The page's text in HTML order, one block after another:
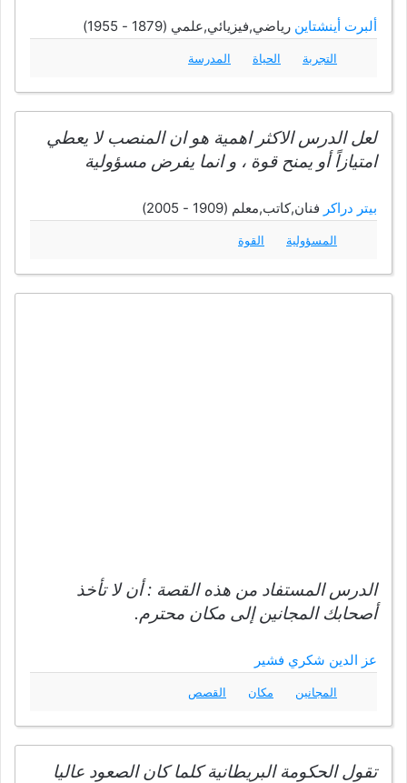
ألبرت أينشتاين رياضي,فيزيائي,علمي (1879 - 1955)
التجربة الحياة المدرسة
لعل الدرس الاكثر اهمية هو ان المنصب لا يعطي
امتيازاً أو يمنح قوة ، و انما يفرض مسؤولية
بيتر دراكر فنان,كاتب,معلم (1909 - 2005)
المسؤولية القوة
الدرس المستفاد من هذه القصة : أن لا تأخذ
أصحابك المجانين إلى مكان محترم.
عز الدين شكري فشير
المجانين مكان القصص
تقول الحكومة البريطانية كلما كان الصعود عاليا